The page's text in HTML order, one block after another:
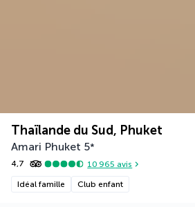
Thaïlande du Sud, Phuket
Amari Phuket 5*
4,7 10 965 avis
Idéal famille Club enfant